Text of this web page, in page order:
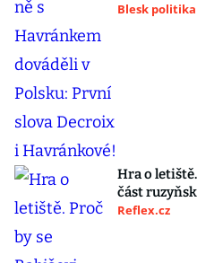
Blesk politika
Hra o
část
Reflex.cz